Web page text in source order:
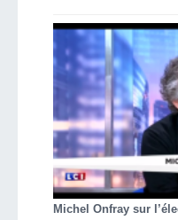
Michel Onfray sur